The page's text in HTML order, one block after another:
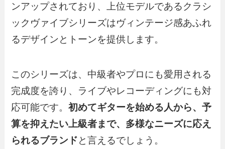
ンアップされており、上位モデルであるクラシ
ックヴァイブシリーズはヴィンテージ感あふれ
るデザインとトーンを提供します。
このシリーズは、中級者やプロにも愛用される
完成度を誇り、ライブやレコーディングにも対
応可能です。初めてギターを始める人から、予
算を抑えたい上級者まで、多様なニーズに応え
られるブランドと言えるでしょう。